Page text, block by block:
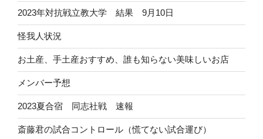
2023年対抗戦立教大学 結果 9月10日
怪我人状況
お土産、手土産おすすめ、誰も知らない美味しいお店
メンバー予想
2023夏合宿 同志社戦 速報
斎藤君の試合コントロール（慌てない試合運び）